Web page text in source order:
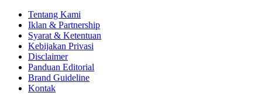
Tentang Kami
Iklan & Partnership
Syarat & Ketentuan
Kebijakan Privasi
Disclaimer
Panduan Editorial
Brand Guideline
Kontak